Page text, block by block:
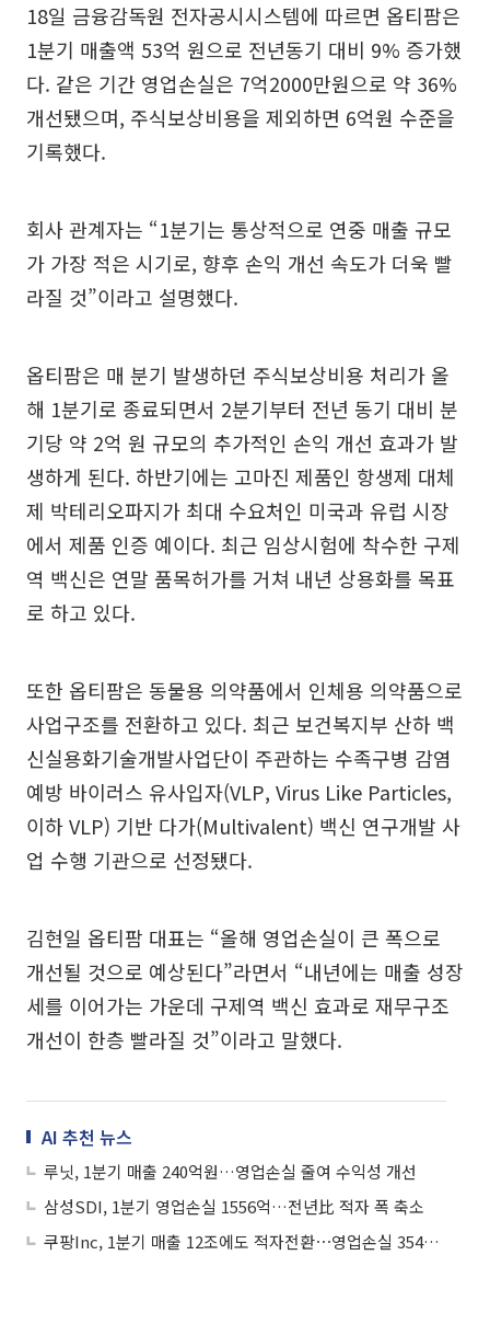
18일 금융감독원 전자공시시스템에 따르면 옵티팜은
1분기 매출액 53억 원으로 전년동기 대비 9% 증가했
다. 같은 기간 영업손실은 7억2000만원으로 약 36%
개선됐으며, 주식보상비용을 제외하면 6억원 수준을
기록했다.
회사 관계자는 “1분기는 통상적으로 연중 매출 규모
가 가장 적은 시기로, 향후 손익 개선 속도가 더욱 빨
라질 것”이라고 설명했다.
옵티팜은 매 분기 발생하던 주식보상비용 처리가 올
해 1분기로 종료되면서 2분기부터 전년 동기 대비 분
기당 약 2억 원 규모의 추가적인 손익 개선 효과가 발
생하게 된다. 하반기에는 고마진 제품인 항생제 대체
제 박테리오파지가 최대 수요처인 미국과 유럽 시장
에서 제품 인증 예이다. 최근 임상시험에 착수한 구제
역 백신은 연말 품목허가를 거쳐 내년 상용화를 목표
로 하고 있다.
또한 옵티팜은 동물용 의약품에서 인체용 의약품으로
사업구조를 전환하고 있다. 최근 보건복지부 산하 백
신실용화기술개발사업단이 주관하는 수족구병 감염
예방 바이러스 유사입자(VLP, Virus Like Particles,
이하 VLP) 기반 다가(Multivalent) 백신 연구개발 사
업 수행 기관으로 선정됐다.
김현일 옵티팜 대표는 “올해 영업손실이 큰 폭으로
개선될 것으로 예상된다”라면서 “내년에는 매출 성장
세를 이어가는 가운데 구제역 백신 효과로 재무구조
개선이 한층 빨라질 것”이라고 말했다.
AI 추천 뉴스
루닛, 1분기 매출 240억원…영업손실 줄여 수익성 개선
삼성SDI, 1분기 영업손실 1556억…전년比 적자 폭 축소
쿠팡Inc, 1분기 매출 12조에도 적자전환⋯영업손실 3545억원